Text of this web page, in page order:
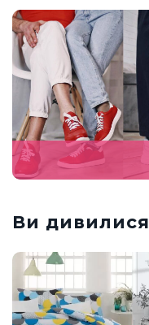
Ви дивилися